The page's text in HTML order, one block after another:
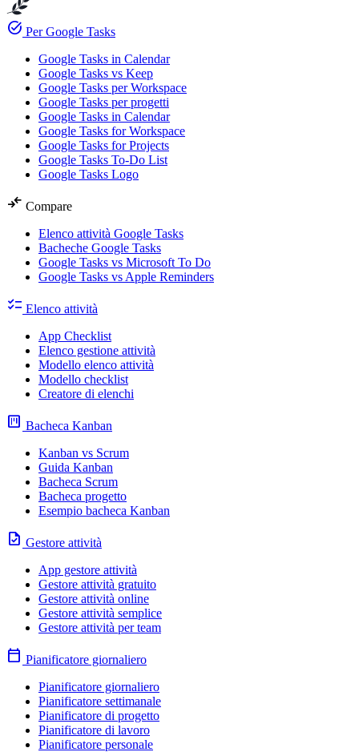
task_alt Per Google Tasks
Google Tasks in Calendar
Google Tasks vs Keep
Google Tasks per Workspace
Google Tasks per progetti
Google Tasks in Calendar
Google Tasks for Workspace
Google Tasks for Projects
Google Tasks To-Do List
Google Tasks Logo
compare_arrows Compare
Elenco attività Google Tasks
Bacheche Google Tasks
Google Tasks vs Microsoft To Do
Google Tasks vs Apple Reminders
checklist Elenco attività
App Checklist
Elenco gestione attività
Modello elenco attività
Modello checklist
Creatore di elenchi
view_kanban Bacheca Kanban
Kanban vs Scrum
Guida Kanban
Bacheca Scrum
Bacheca progetto
Esempio bacheca Kanban
task Gestore attività
App gestore attività
Gestore attività gratuito
Gestore attività online
Gestore attività semplice
Gestore attività per team
calendar_today Pianificatore giornaliero
Pianificatore giornaliero
Pianificatore settimanale
Pianificatore di progetto
Pianificatore di lavoro
Pianificatore personale